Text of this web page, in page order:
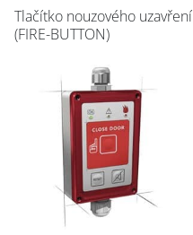
Tlačítko nouzového uzavření
(FIRE-BUTTON)